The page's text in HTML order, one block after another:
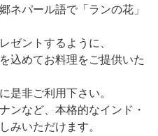
ネパール語で「ランの花」
ゼントするように、
込めてお料理をご提供いた
是非ご利用下さい。
ンなど、本格的なインド・
みいただけます。